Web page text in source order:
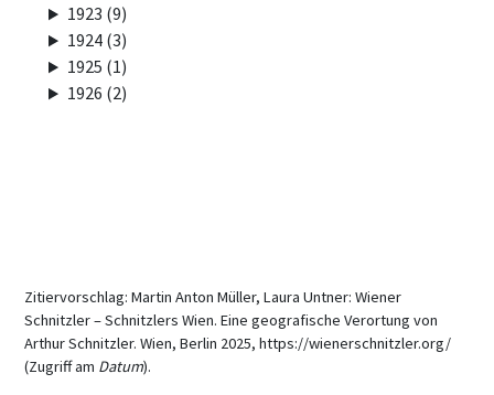
1923 (9)
1924 (3)
1925 (1)
1926 (2)
Zitiervorschlag: Martin Anton Müller, Laura Untner: Wiener
Schnitzler – Schnitzlers Wien. Eine geografische Verortung von
Arthur Schnitzler. Wien, Berlin 2025, https://wienerschnitzler.org/
(Zugriff am Datum).